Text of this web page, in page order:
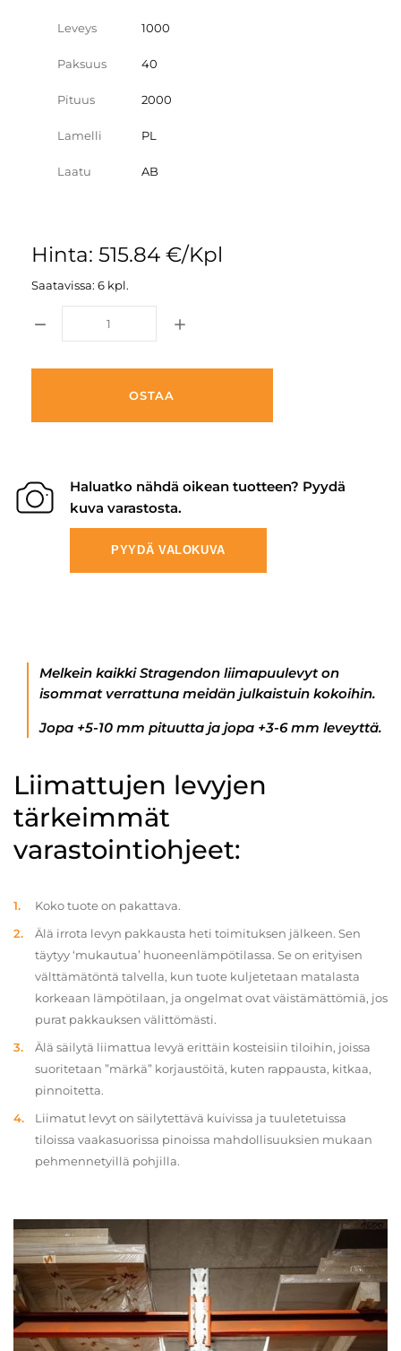
Leveys 1000
Paksuus 40
Pituus 2000
Lamelli PL
Laatu AB
Hinta: 515.84 €/Kpl
Saatavissa: 6 kpl.
OSTAA
Haluatko nähdä oikean tuotteen? Pyydä
kuva varastosta.
PYYDÄ VALOKUVA
Melkein kaikki Stragendon liimapuulevyt on
isommat verrattuna meidän julkaistuin kokoihin.
Jopa +5-10 mm pituutta ja jopa +3-6 mm leveyttä.
Liimattujen levyjen
tärkeimmät
varastointiohjeet:
Koko tuote on pakattava.
Älä irrota levyn pakkausta heti toimituksen jälkeen. Sen
täytyy ‘mukautua’ huoneenlämpötilassa. Se on erityisen
välttämätöntä talvella, kun tuote kuljetetaan matalasta
korkeaan lämpötilaan, ja ongelmat ovat väistämättömiä, jos
purat pakkauksen välittömästi.
Älä säilytä liimattua levyä erittäin kosteisiin tiloihin, joissa
suoritetaan ”märkä” korjaustöitä, kuten rappausta, kitkaa,
pinnoitetta.
Liimatut levyt on säilytettävä kuivissa ja tuuletetuissa
tiloissa vaakasuorissa pinoissa mahdollisuuksien mukaan
pehmennetyillä pohjilla.